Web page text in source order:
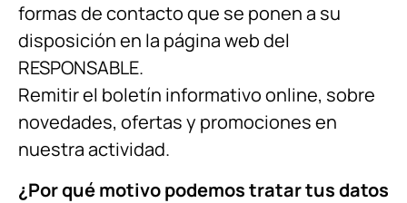
formas de contacto que se ponen a su
disposición en la página web del
RESPONSABLE.
Remitir el boletín informativo online, sobre
novedades, ofertas y promociones en
nuestra actividad.
¿Por qué motivo podemos tratar tus datos